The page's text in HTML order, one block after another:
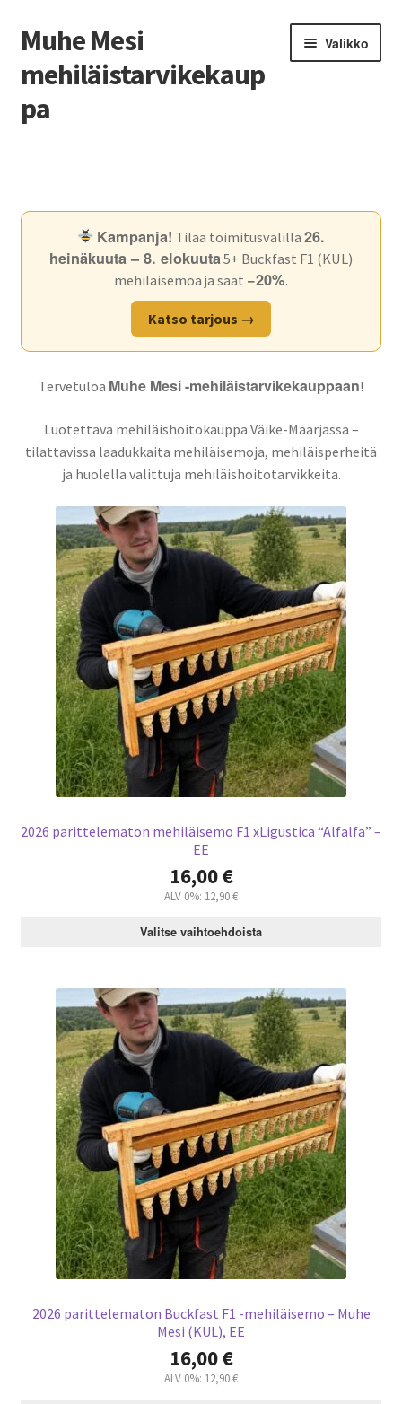
Siirry
navigointiin
Siirry
sisältöön
Muhe Mesi
mehiläistarvikekaup
pa
Valikko
Mehiläishoitotarvikkeet
Oma tili
Ostoskori
Hunajan RNA-analyysi
Varroapunkin torjunta – milloin ja miten
Miten aloittaa mehiläishoito – aloittelijan aloitussarja
Mikä mehiläisemo valita? Buckfast vs Ligustica vs Carnica
Kuinka paritettu mehiläisemo annetaan pesään? Askel
askeleelta
Mehiläisemoja koskevat UKK – usein kysytyt kysymykset
Osta mehiläisemoja Virosta — Buckfast & Ligustica (Muhe
Kampanja! Tilaa toimitusvälillä 26.
heinäkuuta – 8. elokuuta 5+ Buckfast F1 (KUL)
mehiläisemoa ja saat −20%.
Katso tarjous →
Tervetuloa Muhe Mesi -mehiläistarvikekauppaan!
Luotettava mehiläishoitokauppa Väike-Maarjassa –
tilattavissa laadukkaita mehiläisemoja, mehiläisperheitä
ja huolella valittuja mehiläishoitotarvikkeita.
2026 parittelematon mehiläisemo F1 xLigustica “Alfalfa” –
EE
16,00€
ALV 0%: 12,90€
Valitse vaihtoehdoista
2026 parittelematon Buckfast F1 -mehiläisemo – Muhe
Mesi (KUL), EE
16,00€
ALV 0%: 12,90€